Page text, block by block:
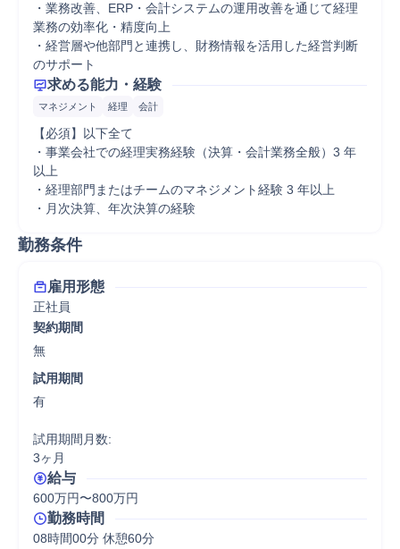
・業務改善、ERP・会計システムの運用改善を通じて経理
業務の効率化・精度向上
・経営層や他部門と連携し、財務情報を活用した経営判断
のサポート
求める能力・経験
マネジメント 経理 会計
【必須】以下全て
・事業会社での経理実務経験（決算・会計業務全般）3 年
以上
・経理部門またはチームのマネジメント経験 3 年以上
・月次決算、年次決算の経験
勤務条件
雇用形態
正社員
契約期間
無
試用期間
有
試用期間月数:
3ヶ月
給与
600万円〜800万円
勤務時間
08時間00分 休憩60分